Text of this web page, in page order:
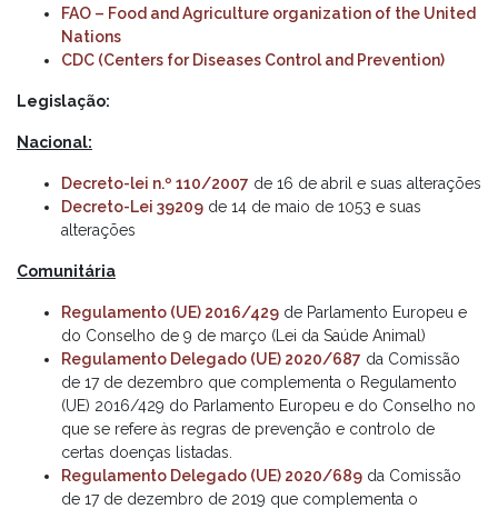
FAO – Food and Agriculture organization of the United
Nations
CDC (Centers for Diseases Control and Prevention)
Legislação:
Nacional:
Decreto-lei n.º 110/2007 de 16 de abril e suas alterações
Decreto-Lei 39209 de 14 de maio de 1053 e suas
alterações
Comunitária
Regulamento (UE) 2016/429 de Parlamento Europeu e
do Conselho de 9 de março (Lei da Saúde Animal)
Regulamento Delegado (UE) 2020/687 da Comissão
de 17 de dezembro que complementa o Regulamento
(UE) 2016/429 do Parlamento Europeu e do Conselho no
que se refere às regras de prevenção e controlo de
certas doenças listadas.
Regulamento Delegado (UE) 2020/689 da Comissão
de 17 de dezembro de 2019 que complementa o